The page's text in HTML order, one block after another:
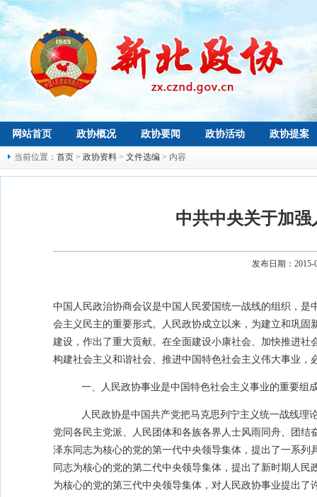
网站首页 政协概况 政协要闻 政协活动 政协提案
当前位置： 首页 > 政协资料 > 文件选编 > 内容
中共中央关于加
发布日期：
中国人民政治协商会议是中国人民爱国统一战线的组织，
会主义民主的重要形式。人民政协成立以来，为建立和巩
建设，作出了重大贡献。在全面建设小康社会、加快推进
构建社会主义和谐社会、推进中国特色社会主义伟大事业
一、人民政协事业是中国特色社会主义事业的重要组
人民政协是中国共产党把马克思列宁主义统一战线
党同各民主党派、人民团体和各族各界人士风雨同舟、团
泽东同志为核心的党的第一代中央领导集体，提出了一系
同志为核心的党的第二代中央领导集体，提出了新时期人
为核心的党的第三代中央领导集体，对人民政协事业提出